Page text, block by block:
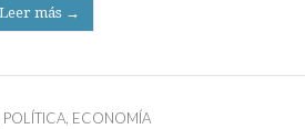
Leer más →
POLÍTICA ECONOMÍA